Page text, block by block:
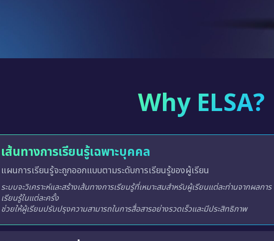
Why ELSA?
เส้นทางการเรียนรู้เฉพาะบุคคล
แผนการเรียนรู้จะถูกออกแบบตามระดับการเรียนรู้ของผู้เรียน
ฝึกกับบทเรียนที่สนุกสนาน
เปลี่ยนการเรียนรู้ให้น่าสนใจยิ่งขึ้น